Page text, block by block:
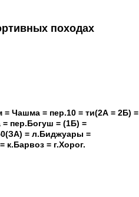
походах
Чашма = пер.10 = ти(2А = 2Б) =
пер.Богуш = (1Б) =
= л.Биджуары =
= г.Хорог.